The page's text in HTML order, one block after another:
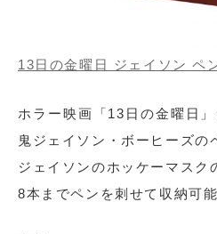
13日の金曜日 ジェイソン ペ
ホラー映画「13日の金曜日
鬼ジェイソン・ボーヒーズの
ジェイソンのホッケーマスク
8本までペンを刺せて収納可能